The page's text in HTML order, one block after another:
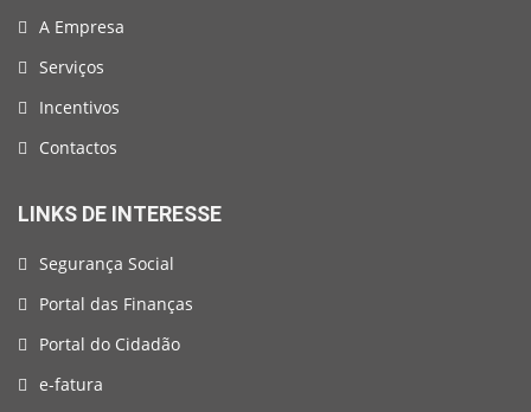
A Empresa
Serviços
Incentivos
Contactos
LINKS DE INTERESSE
Segurança Social
Portal das Finanças
Portal do Cidadão
e-fatura